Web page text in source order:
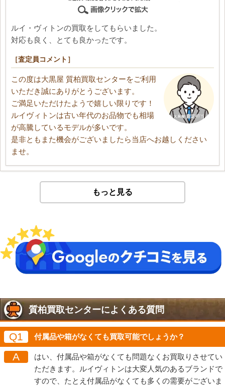
ルイ・ヴィトンの買取をしてもらいました。
対応も良く、とても良かったです。
［査定員コメント］
この度は大黒屋 質柏買取センターをご利用
いただき誠にありがとうございます。
ご満足いただけたようで嬉しい限りです！
ルイヴィトンは古い年代のお品物でも相場
が高騰しているモデルが多いです。
是非ともまた機会がございましたら当店へお越しください
ませ。
もっと見る
質柏買取センターによくある質問
Q1 付属品や箱がなくても買取可能でしょうか？
A
はい、付属品や箱がなくても問題なくお買取りさせてい
ただきます。ルイヴィトンは大変人気のあるブランドで
すので、たとえ付属品がなくても多くの需要がございま